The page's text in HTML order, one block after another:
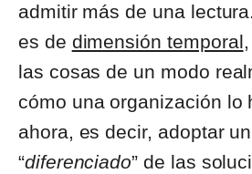
admitir más de una
es de dimensión temporal
las cosas de un modo
cómo una organización lo
ahora, es decir, adoptar
“diferenciado” de las